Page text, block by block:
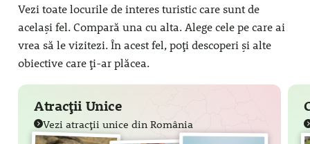
Vezi toate locurile de interes turistic care sunt de
același fel. Compară una cu alta. Alege cele pe care ai
vrea să le vizitezi. În acest fel, poți descoperi și alte
obiective care ți-ar plăcea.
Atracții Unice
Vezi atracții unice din România